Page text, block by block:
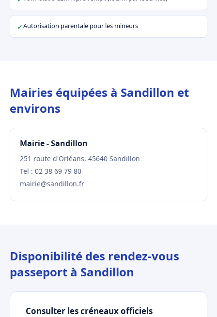
✓Autorisation parentale pour les mineurs
Mairies équipées à Sandillon et
environs
Mairie - Sandillon
251 route d'Orléans, 45640 Sandillon
Tel : 02 38 69 79 80
mairie@sandillon.fr
Disponibilité des rendez-vous
passeport à Sandillon
Consulter les créneaux officiels